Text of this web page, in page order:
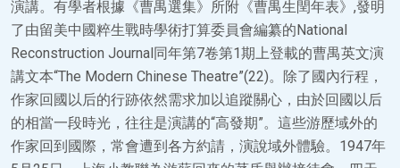
演講。有學者根據《曹禺選集》所附《曹禺生閏年表》,發明
了由留美中國粹生戰時學術打算委員會編纂的National
Reconstruction Journal同年第7卷第1期上登載的曹禺英文演
講文本“The Modern Chinese Theatre”(22)。除了國內行程，
作家回國以后的行跡依然需求加以追蹤關心，由於回國以后
的相當一段時光，往往是演講的“高發期”。這些游歷域外的
作家回到國際，常會遭到各方約請，演說域外體驗。1947年